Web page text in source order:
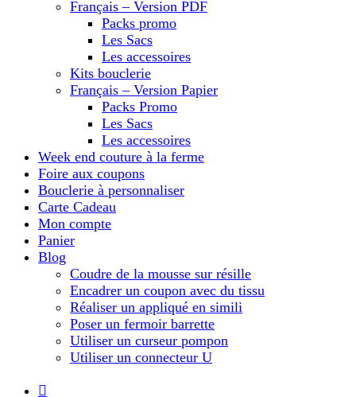
Français – Version PDF
Packs promo
Les Sacs
Les accessoires
Kits bouclerie
Français – Version Papier
Packs Promo
Les Sacs
Les accessoires
Week end couture à la ferme
Foire aux coupons
Bouclerie à personnaliser
Carte Cadeau
Mon compte
Panier
Blog
Coudre de la mousse sur résille
Encadrer un coupon avec du tissu
Réaliser un appliqué en simili
Poser un fermoir barrette
Utiliser un curseur pompon
Utiliser un connecteur U